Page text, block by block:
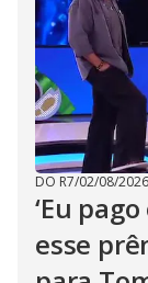
DO R7/02/08/2026
‘Eu
esse